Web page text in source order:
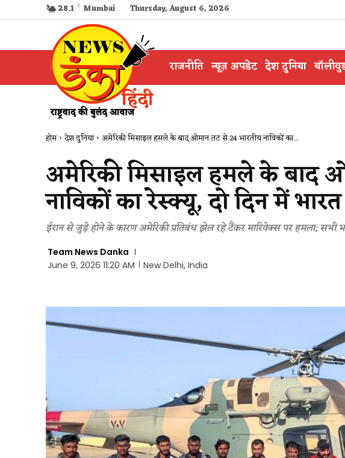
28.1 C Mumbai Thursday, August 6, 2026
राजनीति न्यूज़ अपडेट देश दुनिया
होम देश दुनिया अमेरिकी मिसाइल हमले के बाद ओमान तट से 24 भारतीय नाविकों का...
अमेरिकी मिसाइल हमले के बाद
नाविकों का रेस्क्यू, दो दिन में
ईरान से जुड़े होने के कारण अमेरिकी प्रतिबंध झेल रहे टैंकर मारिवेक्स पर हमला; सभी
Team News Danka
June 9, 2026 11:20 AM
New Delhi, India